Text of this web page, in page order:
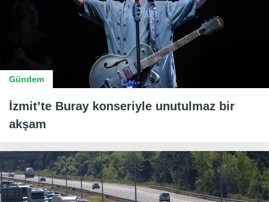
Gündem
İzmit’te Buray konseriyle unutulmaz bir
akşam